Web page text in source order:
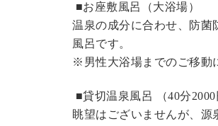
■お座敷風呂（大浴場）
温泉の成分に合わせ、防菌
風呂です。
※男性大浴場までのご移動
■貸切温泉風呂 （40分2000
眺望はございませんが、